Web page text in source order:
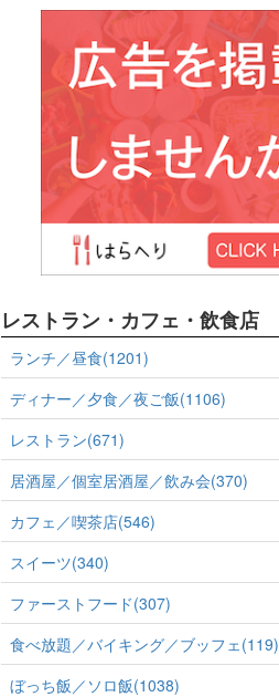
レストラン・カフェ・飲食店
ランチ／昼食(1201)
ディナー／夕食／夜ご飯(1106)
レストラン(671)
居酒屋／個室居酒屋／飲み会(370)
カフェ／喫茶店(546)
スイーツ(340)
ファーストフード(307)
食べ放題／バイキング／ブッフェ(119)
ぼっち飯／ソロ飯(1038)